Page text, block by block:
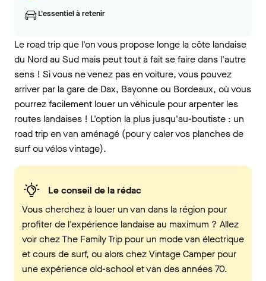
L'essentiel à retenir
Le road trip que l'on vous propose longe la côte landaise
du Nord au Sud mais peut tout à fait se faire dans l'autre
sens ! Si vous ne venez pas en voiture, vous pouvez
arriver par la gare de Dax, Bayonne ou Bordeaux, où vous
pourrez facilement louer un véhicule pour arpenter les
routes landaises ! L'option la plus jusqu'au-boutiste : un
road trip en van aménagé (pour y caler vos planches de
surf ou vélos vintage).
Le conseil de la rédac
Vous cherchez à louer un van dans la région pour
profiter de l'expérience landaise au maximum ? Allez
voir chez The Family Trip pour un mode van électrique
et cours de surf, ou alors chez Vintage Camper pour
une expérience old-school et van des années 70.